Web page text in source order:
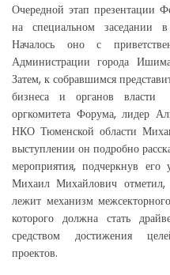
Очередной этап презентации
на специальном заседании
Началось оно с
Администрации города
Затем, к собравшимся
бизнеса и органов власти
оргкомитета Форума, лидер
НКО Тюменской области
выступлении он подробно
мероприятия, подчеркнув его
Михаил Михайлович
лежит механизм
которого должна стать
средством достижения
проектов.